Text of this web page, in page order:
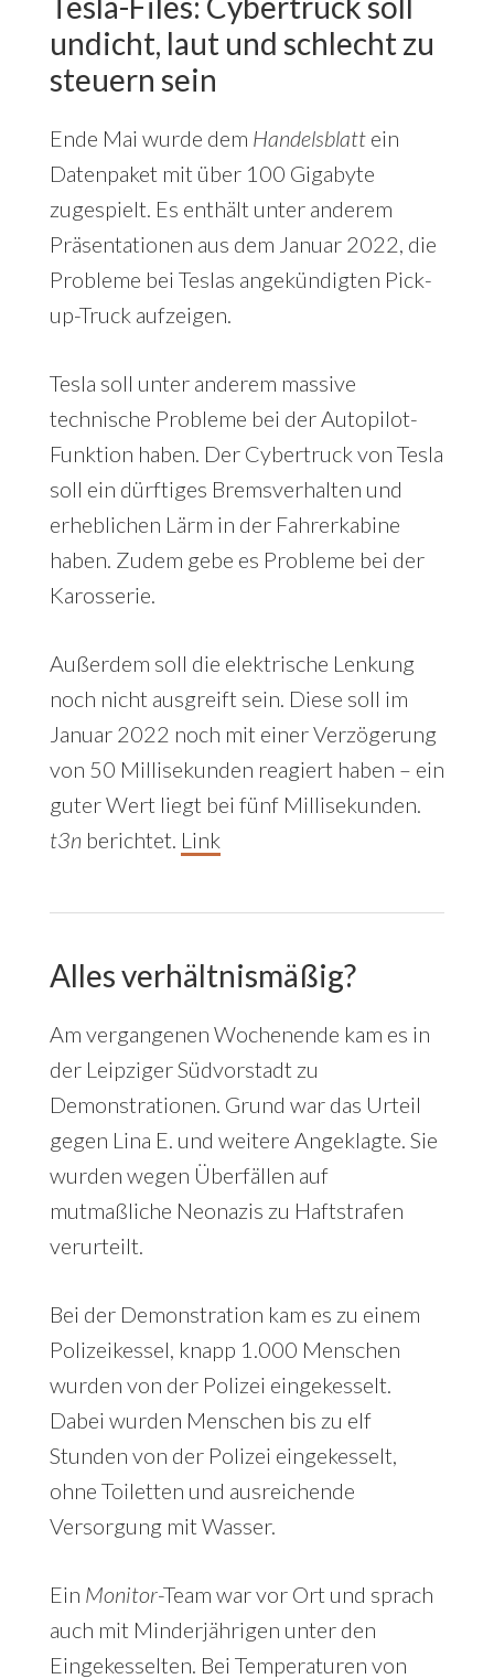
undicht, laut und schlecht zu
steuern sein
Ende Mai wurde dem Handelsblattein
Datenpaket mit über 100 Gigabyte
zugespielt. Es enthält unter anderem
Präsentationen aus dem Januar 2022, die
Probleme bei Teslas angekündigten Pick-
up-Truck aufzeigen.
Tesla soll unter anderem massive
technische Probleme bei der Autopilot-
Funktion haben. Der Cybertruck von Tesla
soll ein dürftiges Bremsverhalten und
erheblichen Lärm in der Fahrerkabine
haben. Zudem gebe es Probleme bei der
Karosserie.
Außerdem soll die elektrische Lenkung
noch nicht ausgreift sein. Diese soll im
Januar 2022 noch mit einer Verzögerung
von 50 Millisekunden reagiert haben – ein
guter Wert liegt bei fünf Millisekunden.
t3n berichtet. Link
Alles verhältnismäßig?
Am vergangenen Wochenende kam es in
der Leipziger Südvorstadt zu
Demonstrationen. Grund war das Urteil
gegen Lina E. und weitere Angeklagte. Sie
wurden wegen Überfällen auf
mutmaßliche Neonazis zu Haftstrafen
verurteilt.
Bei der Demonstration kam es zu einem
Polizeikessel, knapp 1.000 Menschen
wurden von der Polizei eingekesselt.
Dabei wurden Menschen bis zu elf
Stunden von der Polizei eingekesselt,
ohne Toiletten und ausreichende
Versorgung mit Wasser.
Ein Monitor-Team war vor Ort und sprach
auch mit Minderjährigen unter den
Eingekesselten. Bei Temperaturen von